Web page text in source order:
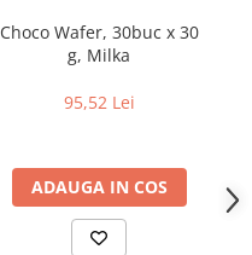
Choco Wafer, 30buc x 30
g, Milka
95,52 Lei
ADAUGA IN COS